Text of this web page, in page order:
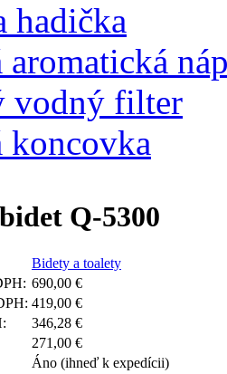
hadička
aromatická
vodný filter
koncovka
Q-5300
Bidety a toalety
690,00 €
419,00 €
346,28 €
271,00 €
Áno (ihneď k expedícii)